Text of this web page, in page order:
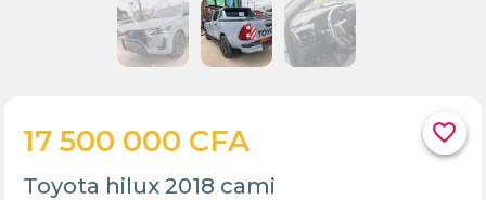
favorite_border
17 500 000 CFA
Toyota hilux 2018 cami